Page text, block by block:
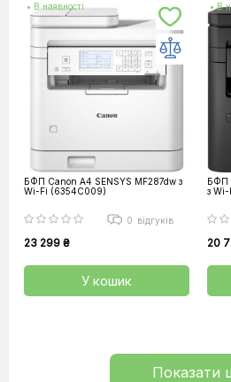
• В наявності
БФП Canon А4 SENSYS MF287dw з
Wi-Fi (6354C009)
0 відгуків
23 299 ₴
У кошик
• В
БФП
з
20
Показати